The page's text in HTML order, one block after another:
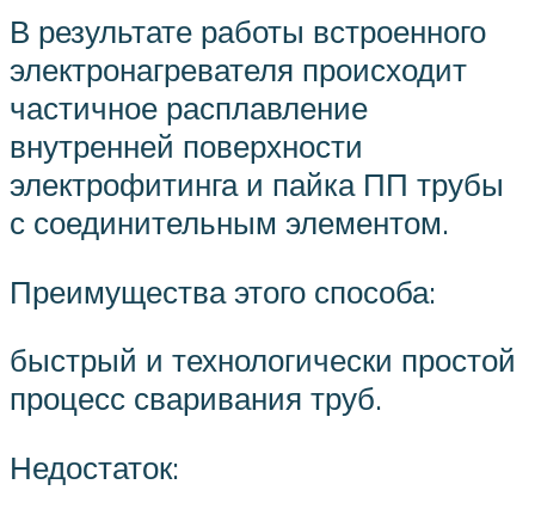
В результате работы встроенного
электронагревателя происходит
частичное расплавление
внутренней поверхности
электрофитинга и пайка ПП трубы
с соединительным элементом.
Преимущества этого способа:
быстрый и технологически простой
процесс сваривания труб.
Недостаток: